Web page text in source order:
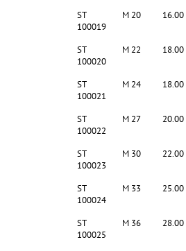
ST
100019
M 20 16.00
ST
100020
M 22 18.00
ST
100021
M 24 18.00
ST
100022
M 27 20.00
ST
100023
M 30 22.00
ST
100024
M 33 25.00
ST
100025
M 36 28.00